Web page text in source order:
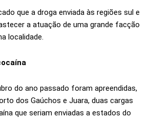
que a droga enviada às regiões sul e
a atuação de uma grande facção
localidade.
do ano passado foram apreendidas,
dos Gaúchos e Juara, duas cargas
que seriam enviadas a estados do